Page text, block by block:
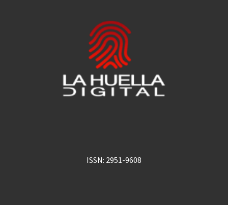
ISSN: 2951-9608